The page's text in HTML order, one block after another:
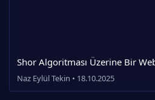
Shor Algoritması Üzerine Bir
Naz Eylül Tekin • 18.10.2025